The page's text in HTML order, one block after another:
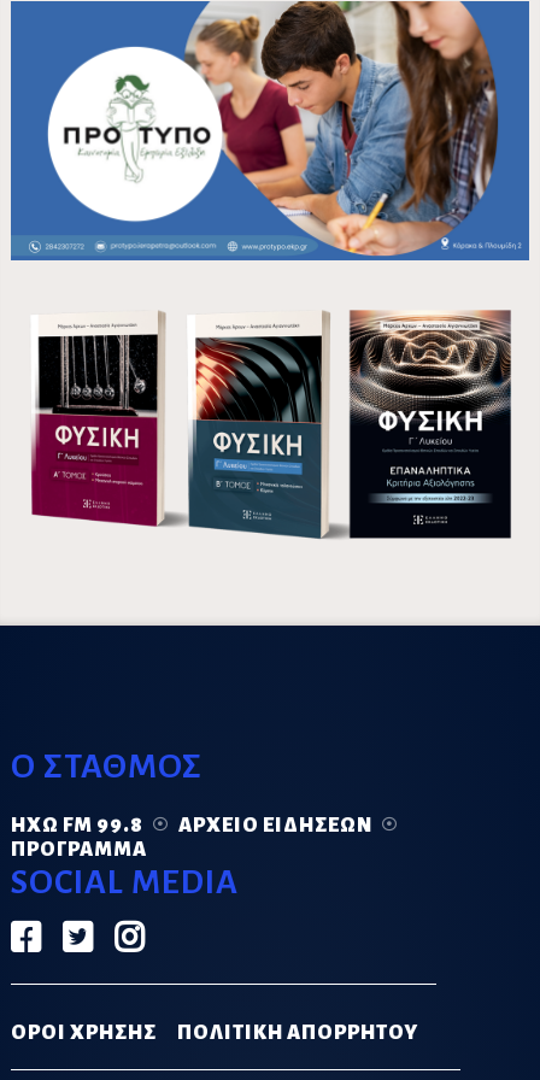
Ο ΣΤΑΘΜΟΣ
ΗΧΏ FM 99.8
ΑΡΧΕΊΟ ΕΙΔΉΣΕΩΝ
ΠΡΌΓΡΑΜΜΑ
SOCIAL MEDIA
ΟΡΟΙ ΧΡΗΣΗΣ ΠΟΛΙΤΙΚΗ ΑΠΟΡΡΗΤΟΥ